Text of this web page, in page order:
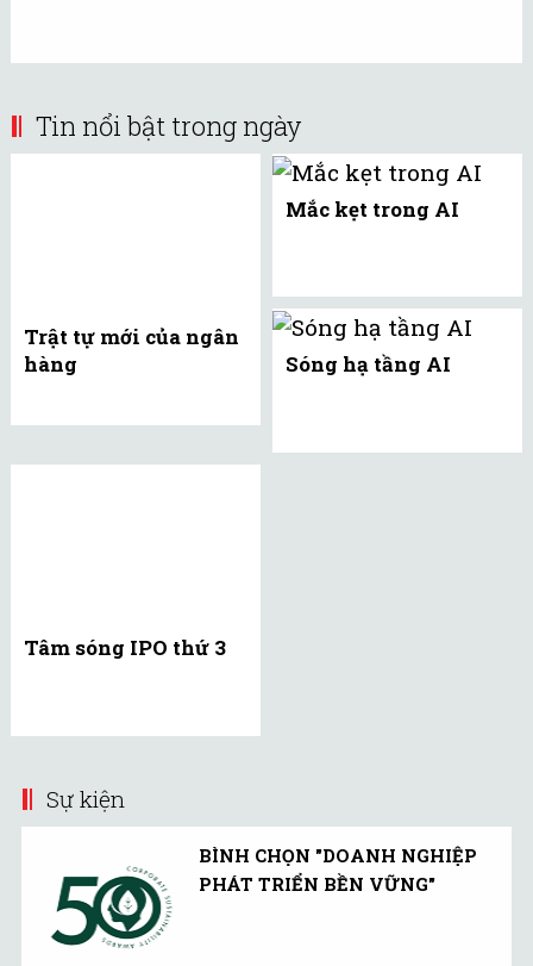
Tin nổi bật trong ngày
Trật tự mới của ngân
hàng
Mắc kẹt trong AI
Sóng hạ tầng AI
Tâm sóng IPO thứ 3
Sự kiện
BÌNH CHỌN "DOANH NGHIỆP
PHÁT TRIỂN BỀN VỮNG"